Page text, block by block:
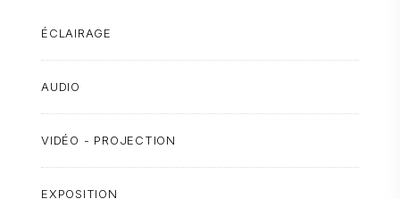
ÉCLAIRAGE
AUDIO
VIDÉO - PROJECTION
EXPOSITION